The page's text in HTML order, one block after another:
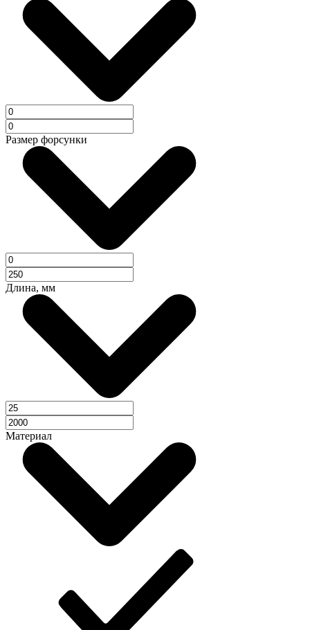
Размер форсунки
Длина, мм
Материал